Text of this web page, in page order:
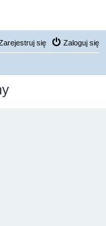
Zaloguj się
się